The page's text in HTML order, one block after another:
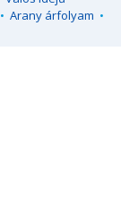
• Arany árfolyam •